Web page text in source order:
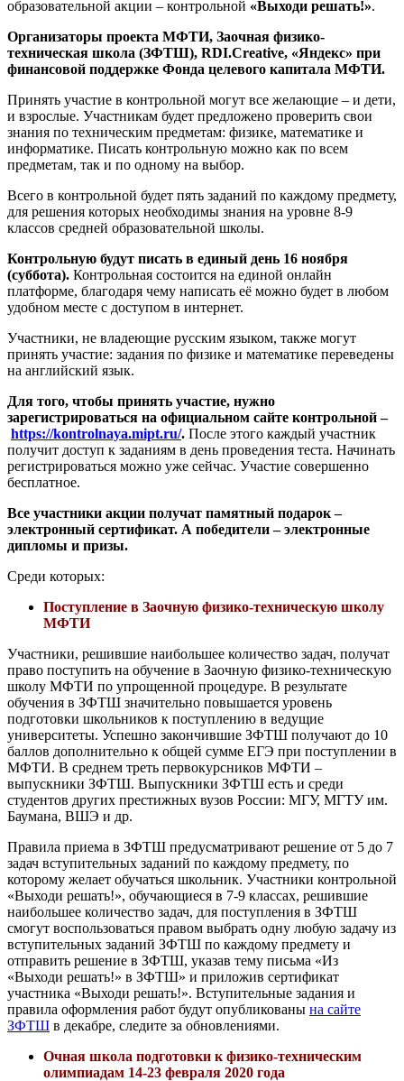
образовательной акции – контрольной «Выходи решать!».
Организаторы проекта МФТИ, Заочная физико-
техническая школа (ЗФТШ), RDI.Creative, «Яндекс» при
финансовой поддержке Фонда целевого капитала МФТИ.
Принять участие в контрольной могут все желающие – и дети,
и взрослые. Участникам будет предложено проверить свои
знания по техническим предметам: физике, математике и
информатике. Писать контрольную можно как по всем
предметам, так и по одному на выбор.
Всего в контрольной будет пять заданий по каждому предмету,
для решения которых необходимы знания на уровне 8-9
классов средней образовательной школы.
Контрольную будут писать в единый день 16 ноября
(суббота). Контрольная состоится на единой онлайн
платформе, благодаря чему написать её можно будет в любом
удобном месте с доступом в интернет.
Участники, не владеющие русским языком, также могут
принять участие: задания по физике и математике переведены
на английский язык.
Для того, чтобы принять участие, нужно
зарегистрироваться на официальном сайте контрольной –
https://kontrolnaya.mipt.ru/. После этого каждый участник
получит доступ к заданиям в день проведения теста. Начинать
регистрироваться можно уже сейчас. Участие совершенно
бесплатное.
Все участники акции получат памятный подарок –
электронный сертификат. А победители – электронные
дипломы и призы.
Среди которых:
Поступление в Заочную физико-техническую школу
МФТИ
Участники, решившие наибольшее количество задач, получат
право поступить на обучение в Заочную физико-техническую
школу МФТИ по упрощенной процедуре. В результате
обучения в ЗФТШ значительно повышается уровень
подготовки школьников к поступлению в ведущие
университеты. Успешно закончившие ЗФТШ получают до 10
баллов дополнительно к общей сумме ЕГЭ при поступлении в
МФТИ. В среднем треть первокурсников МФТИ –
выпускники ЗФТШ. Выпускники ЗФТШ есть и среди
студентов других престижных вузов России: МГУ, МГТУ им.
Баумана, ВШЭ и др.
Правила приема в ЗФТШ предусматривают решение от 5 до 7
задач вступительных заданий по каждому предмету, по
которому желает обучаться школьник. Участники контрольной
«Выходи решать!», обучающиеся в 7-9 классах, решившие
наибольшее количество задач, для поступления в ЗФТШ
смогут воспользоваться правом выбрать одну любую задачу из
вступительных заданий ЗФТШ по каждому предмету и
отправить решение в ЗФТШ, указав тему письма «Из
«Выходи решать!» в ЗФТШ» и приложив сертификат
участника «Выходи решать!». Вступительные задания и
правила оформления работ будут опубликованы на сайте
ЗФТШ в декабре, следите за обновлениями.
Очная школа подготовки к физико-техническим
олимпиадам 14-23 февраля 2020 года